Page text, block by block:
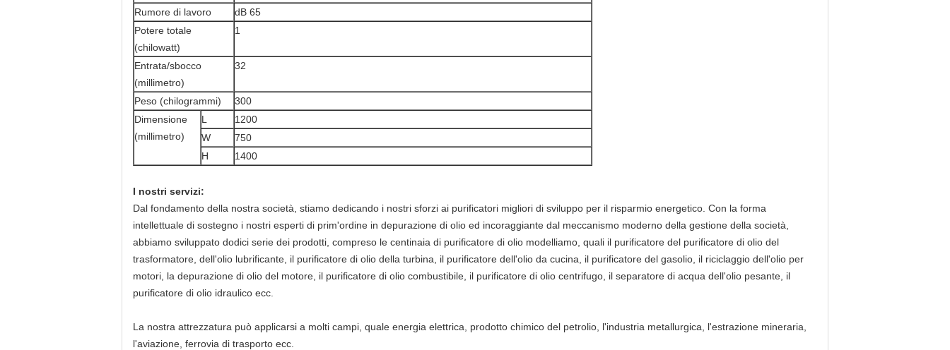
Rumore di lavoro
dB 65
Potere totale
(chilowatt)
1
Entrata/sbocco
(millimetro)
32
Peso (chilogrammi)
300
Dimensione
(millimetro)
L
1200
W
750
H
1400
I nostri servizi:
Dal fondamento della nostra società, stiamo dedicando i nostri sforzi ai purificatori migliori di sviluppo per il risparmio energetico. Con la forma
intellettuale di sostegno i nostri esperti di prim'ordine in depurazione di olio ed incoraggiante dal meccanismo moderno della gestione della società,
abbiamo sviluppato dodici serie dei prodotti, compreso le centinaia di purificatore di olio modelliamo, quali il purificatore del purificatore di olio del
trasformatore, dell'olio lubrificante, il purificatore di olio della turbina, il purificatore dell'olio da cucina, il purificatore del gasolio, il riciclaggio dell'olio per
motori, la depurazione di olio del motore, il purificatore di olio combustibile, il purificatore di olio centrifugo, il separatore di acqua dell'olio pesante, il
purificatore di olio idraulico ecc.
La nostra attrezzatura può applicarsi a molti campi, quale energia elettrica, prodotto chimico del petrolio, l'industria metallurgica, l'estrazione mineraria,
l'aviazione, ferrovia di trasporto ecc.